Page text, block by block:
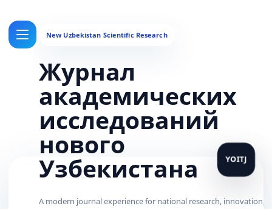
Журнал
академических
исследований
нового
Узбекистана